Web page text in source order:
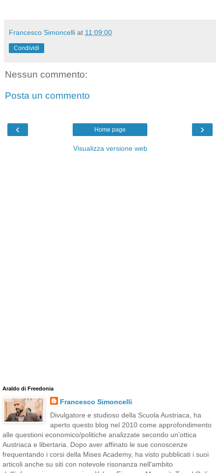
Francesco Simoncelli at 11:09:00
Condividi
Nessun commento:
Posta un commento
‹ ›
Home page
Visualizza versione web
Araldo di Freedonia
Francesco Simoncelli
Divulgatore e studioso della Scuola Austriaca, ha
aperto questo blog nel 2010 come approfondimento
alle questioni economico/politiche analizzate secondo un'ottica
Austriaca e libertaria. Dopo aver affinato le sue conoscenze
frequentando i corsi della Mises Academy, ha visto pubblicati i suoi
articoli anche su siti con notevole risonanza nell'ambito